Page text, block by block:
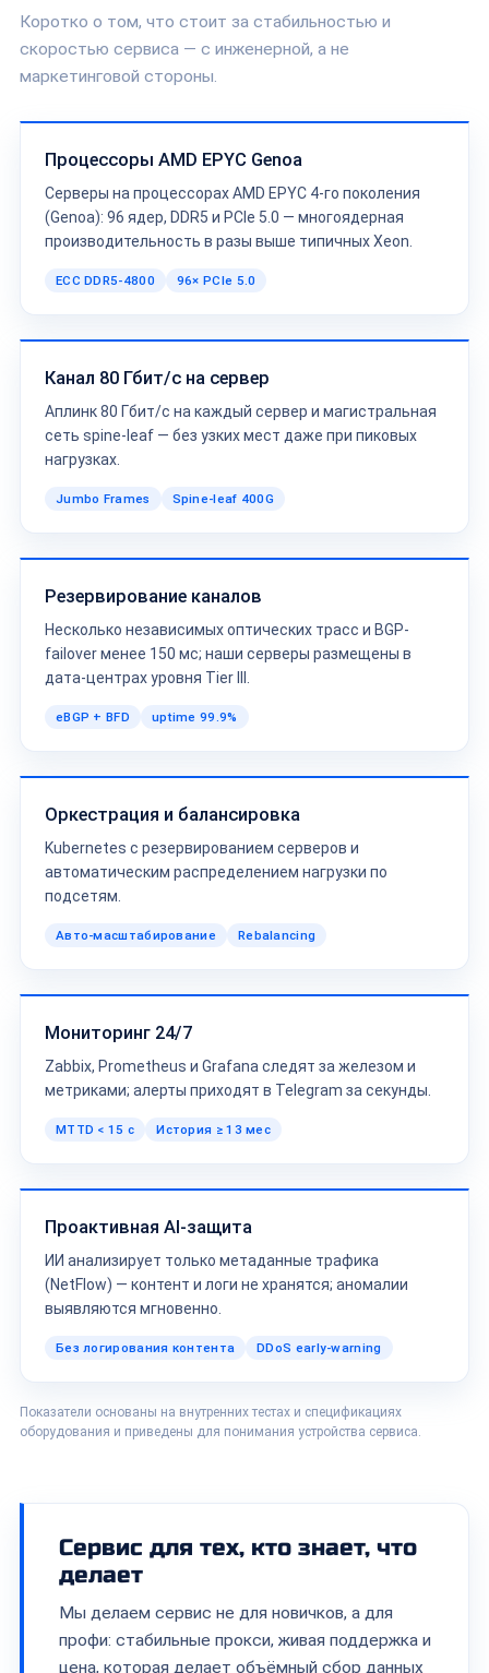
Коротко о том, что стоит за стабильностью и
скоростью сервиса — с инженерной, а не
маркетинговой стороны.
Процессоры AMD EPYC Genoa
Серверы на процессорах AMD EPYC 4-го поколения
(Genoa): 96 ядер, DDR5 и PCIe 5.0 — многоядерная
производительность в разы выше типичных Xeon.
ECC DDR5-4800 96× PCIe 5.0
Канал 80 Гбит/с на сервер
Аплинк 80 Гбит/с на каждый сервер и магистральная
сеть spine-leaf — без узких мест даже при пиковых
нагрузках.
Jumbo Frames Spine-leaf 400G
Резервирование каналов
Несколько независимых оптических трасс и BGP-
failover менее 150 мс; наши серверы размещены в
дата-центрах уровня Tier III.
eBGP + BFD uptime 99.9%
Оркестрация и балансировка
Kubernetes с резервированием серверов и
автоматическим распределением нагрузки по
подсетям.
Авто-масштабирование Rebalancing
Мониторинг 24/7
Zabbix, Prometheus и Grafana следят за железом и
метриками; алерты приходят в Telegram за секунды.
MTTD < 15 с История ≥ 13 мес
Проактивная AI-защита
ИИ анализирует только метаданные трафика
(NetFlow) — контент и логи не хранятся; аномалии
выявляются мгновенно.
Без логирования контента DDoS early-warning
Показатели основаны на внутренних тестах и спецификациях
оборудования и приведены для понимания устройства сервиса.
Сервис для тех, кто знает, что
делает
Мы делаем сервис не для новичков, а для
профи: стабильные прокси, живая поддержка и
цена, которая делает объёмный сбор данных